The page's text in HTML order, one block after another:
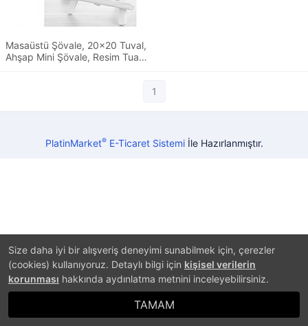
Size daha iyi bir alışveriş deneyimi sunabilmek için, çerezler
(cookies) kullanıyoruz. Detaylı bilgi için kişisel verilerin
korunması hakkında aydınlatma metnini inceleyebilirsiniz.
TAMAM
Masaüstü Şövale, 20x20 Tuval,
Ahşap Mini Şövale, Resim Tuali,
1
PlatinMarket®E-Ticaret Sistemiİle Hazırlanmıştır.